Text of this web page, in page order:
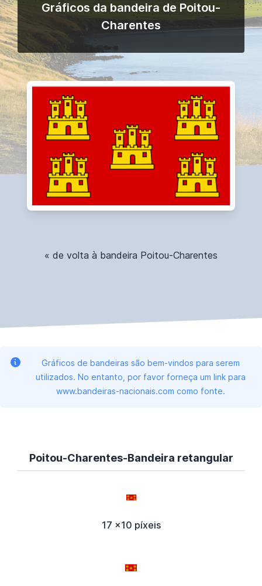
Gráficos da bandeira de Poitou-
Charentes
« de volta à bandeira Poitou-Charentes
Gráficos de bandeiras são bem-vindos para serem
utilizados. No entanto, por favor forneça um link para
www.bandeiras-nacionais.com como fonte.
Poitou-Charentes-Bandeira retangular
17 x10 píxeis